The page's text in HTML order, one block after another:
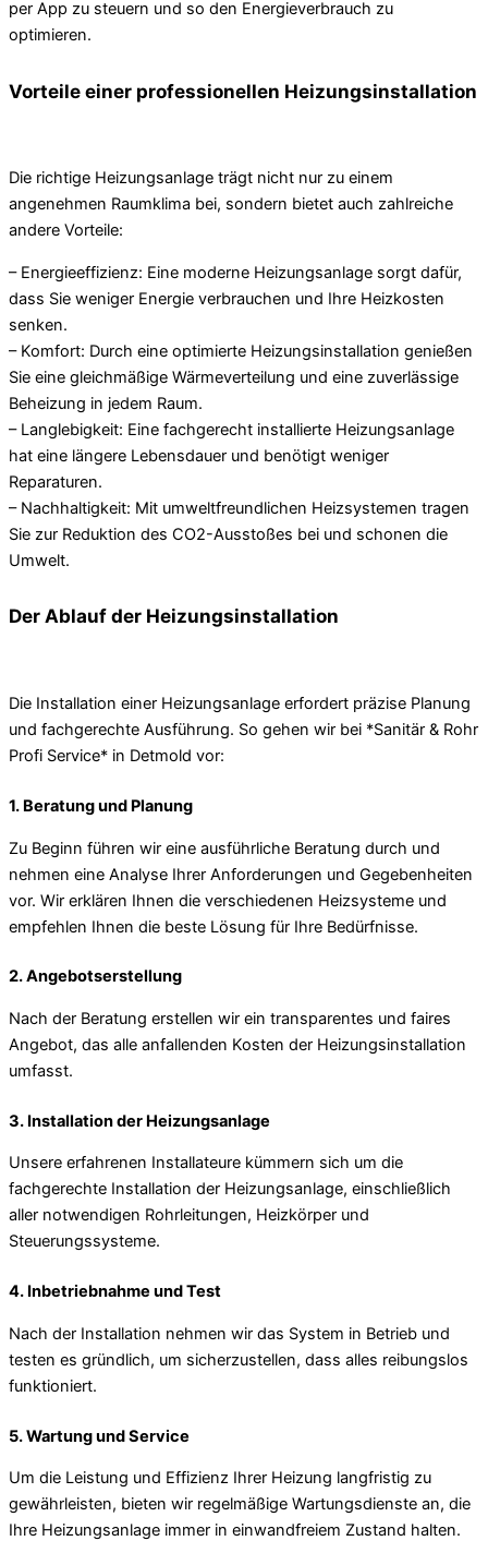
per App zu steuern und so den Energieverbrauch zu
optimieren.
Vorteile einer professionellen Heizungsinstallation
Die richtige Heizungsanlage trägt nicht nur zu einem
angenehmen Raumklima bei, sondern bietet auch zahlreiche
andere Vorteile:
– Energieeffizienz: Eine moderne Heizungsanlage sorgt dafür,
dass Sie weniger Energie verbrauchen und Ihre Heizkosten
senken.
– Komfort: Durch eine optimierte Heizungsinstallation genießen
Sie eine gleichmäßige Wärmeverteilung und eine zuverlässige
Beheizung in jedem Raum.
– Langlebigkeit: Eine fachgerecht installierte Heizungsanlage
hat eine längere Lebensdauer und benötigt weniger
Reparaturen.
– Nachhaltigkeit: Mit umweltfreundlichen Heizsystemen tragen
Sie zur Reduktion des CO2-Ausstoßes bei und schonen die
Umwelt.
Der Ablauf der Heizungsinstallation
Die Installation einer Heizungsanlage erfordert präzise Planung
und fachgerechte Ausführung. So gehen wir bei *Sanitär & Rohr
Profi Service* in Detmold vor:
1. Beratung und Planung
Zu Beginn führen wir eine ausführliche Beratung durch und
nehmen eine Analyse Ihrer Anforderungen und Gegebenheiten
vor. Wir erklären Ihnen die verschiedenen Heizsysteme und
empfehlen Ihnen die beste Lösung für Ihre Bedürfnisse.
2. Angebotserstellung
Nach der Beratung erstellen wir ein transparentes und faires
Angebot, das alle anfallenden Kosten der Heizungsinstallation
umfasst.
3. Installation der Heizungsanlage
Unsere erfahrenen Installateure kümmern sich um die
fachgerechte Installation der Heizungsanlage, einschließlich
aller notwendigen Rohrleitungen, Heizkörper und
Steuerungssysteme.
4. Inbetriebnahme und Test
Nach der Installation nehmen wir das System in Betrieb und
testen es gründlich, um sicherzustellen, dass alles reibungslos
funktioniert.
5. Wartung und Service
Um die Leistung und Effizienz Ihrer Heizung langfristig zu
gewährleisten, bieten wir regelmäßige Wartungsdienste an, die
Ihre Heizungsanlage immer in einwandfreiem Zustand halten.